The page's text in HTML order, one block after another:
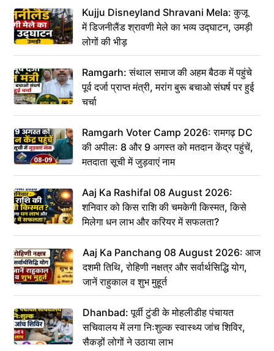
Kujju Disneyland Shravani Mela: कुजू
में डिजनीलैंड श्रावणी मेले का भव्य उद्घाटन, उमड़ी
लोगों की भीड़
Ramgarh: संथाल समाज की अहम बैठक में पहुंचे
पूर्व दर्जा प्राप्त मंत्री, मरांग बुरू बचाओ संघर्ष पर हुई
चर्चा
Ramgarh Voter Camp 2026: रामगढ़ DC
की अपील: 8 और 9 अगस्त को मतदान केंद्र पहुंचें,
मतदाता सूची में जुड़वाएं नाम
Aaj Ka Rashifal 08 August 2026:
शनिवार को किस राशि की चमकेगी किस्मत, किसे
मिलेगा धन लाभ और करियर में सफलता?
Aaj Ka Panchang 08 August 2026: आज
दशमी तिथि, रोहिणी नक्षत्र और सर्वार्थसिद्धि योग,
जानें राहुकाल व शुभ मुहूर्त
Dhanbad: पूर्वी टुंडी के मोहलीडीह पंचायत
सचिवालय में लगा निःशुल्क स्वास्थ्य जांच शिविर,
सैकड़ों लोगों ने उठाया लाभ